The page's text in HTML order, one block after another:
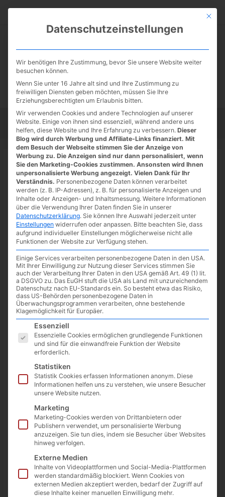
Startseite Tipps Tutorials Tests
Startseite»News
Asus stellt faltbares Notebook
(Display) vor – Zenbook 17 Fold
OLED
09.08.2022/ VonSpoonie/Schreibe einen Kommentar /
minute of reading
Dass faltbare Displays möglich sind, zeigen bereits einige
Smartphones. Asus geht einen Schritt weiter und zeigt ein
faltbares Notebook-Display. Ich weiß noch nicht, wie sich
diese Gerätegattung nennen wird und ob es dafür eine
Bezeichnung geben wird, Vorschläge aber gerne in die
Kommentare.
das Display wird aber vermutlich 17 Zoll messen, die Tastatur
ist separat. Vorgestellt wird dasZenbook 17 Fold OLED
August 2022um 14:00.
Mit
Datenschutzeinstellungen
Wir benötigen Ihre Zustimmung, bevor Sie unsere Website weiter
besuchen können.
Wenn Sie unter 16 Jahre alt sind und Ihre Zustimmung zu
freiwilligen Diensten geben möchten, müssen Sie Ihre
Erziehungsberechtigten um Erlaubnis bitten.
Wir verwenden Cookies und andere Technologien auf unserer
Website. Einige von ihnen sind essenziell, während andere uns
helfen, diese Website und Ihre Erfahrung zu verbessern. Dieser
Blog wird durch Werbung und Affiliate-Links finanziert. Mit
dem Besuch der Webseite stimmen Sie der Anzeige von
Werbung zu. Die Anzeigen sind nur dann personalisiert, wenn
Sie den Marketing-Cookies zustimmen. Ansonsten wird Ihnen
unpersonalisierte Werbung angezeigt. Vielen Dank für Ihr
Verständnis. Personenbezogene Daten können verarbeitet
werden (z. B. IP-Adressen), z. B. für personalisierte Anzeigen und
Inhalte oder Anzeigen- und Inhaltsmessung. Weitere Informationen
über die Verwendung Ihrer Daten finden Sie in unserer
Datenschutzerklärung. Sie können Ihre Auswahl jederzeit unter
Einstellungen widerrufen oder anpassen. Bitte beachten Sie, dass
aufgrund individueller Einstellungen möglicherweise nicht alle
Funktionen der Website zur Verfügung stehen.
Einige Services verarbeiten personenbezogene Daten in den USA.
Mit Ihrer Einwilligung zur Nutzung dieser Services stimmen Sie
auch der Verarbeitung Ihrer Daten in den USA gemäß Art. 49 (1) lit.
a DSGVO zu. Das EuGH stuft die USA als Land mit unzureichendem
Datenschutz nach EU-Standards ein. So besteht etwa das Risiko,
dass US-Behörden personenbezogene Daten in
Überwachungsprogrammen verarbeiten, ohne bestehende
Klagemöglichkeit für Europäer.
Es folgt eine Liste der Service-Gruppen, für die eine
Essenziell
Essenzielle Cookies ermöglichen grundlegende Funktionen
und sind für die einwandfreie Funktion der Website
erforderlich.
Statistiken
Statistik Cookies erfassen Informationen anonym. Diese
Informationen helfen uns zu verstehen, wie unsere Besucher
unsere Website nutzen.
Marketing
Marketing-Cookies werden von Drittanbietern oder
Publishern verwendet, um personalisierte Werbung
anzuzeigen. Sie tun dies, indem sie Besucher über Websites
hinweg verfolgen.
Externe Medien
Inhalte von Videoplattformen und Social-Media-Plattformen
werden standardmäßig blockiert. Wenn Cookies von
externen Medien akzeptiert werden, bedarf der Zugriff auf
diese Inhalte keiner manuellen Einwilligung mehr.